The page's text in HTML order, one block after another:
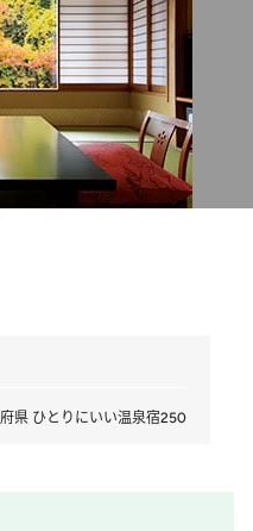
県 ひとりにいい温泉宿250